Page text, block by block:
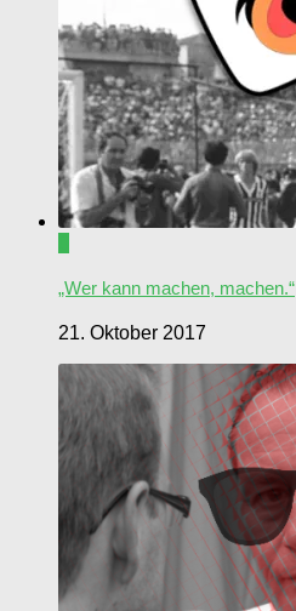
„Wer kann machen, machen.“
21. Oktober 2017